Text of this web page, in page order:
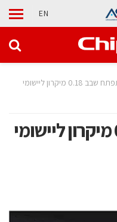
EN
הודו תפתח שבב 0.18 מיקרון ליישומי
הודו תפתח שבב 0.18 מיקרון ליישומי